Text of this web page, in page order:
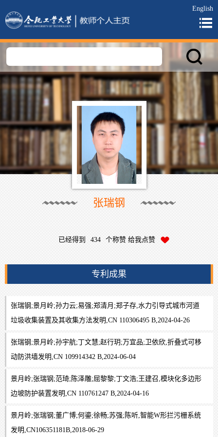
English
张瑞钢
已经得到 434 个称赞 给我点赞
专利成果
张瑞钢;景月岭;孙力云;易强;郑清月;郑子存,水力引导式城市河道
垃圾收集装置及其收集方法发明,CN 110306495 B,2024-04-26
张瑞钢;景月岭;孙宇航;丁文慧;赵行玥;万宜品;卫依欣,折叠式可移
动防洪墙发明,CN 109914342 B,2024-06-04
景月岭;张瑞钢;范琦;陈泽雕;屈黎黎;丁文浩;王建召,模块化多边形
边坡防护装置发明,CN 110761247 B,2024-04-16
景月岭;张瑞钢;董广博;何鎏;徐畅;苏强;陈听,智能W形拦污栅系统
发明,CN106351181B,2018-06-29